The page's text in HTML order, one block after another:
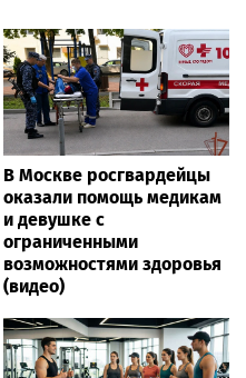
В Москве росгвардейцы
оказали помощь медикам
и девушке с
ограниченными
возможностями здоровья
(видео)